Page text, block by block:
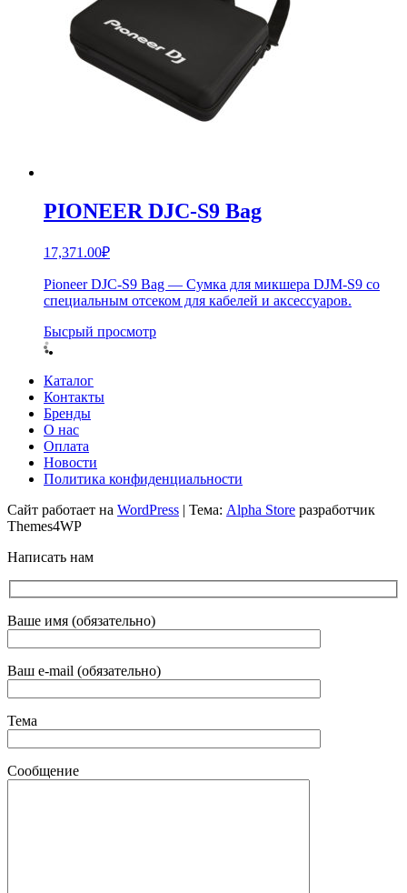
PIONEER DJC-S9 Bag
17,371.00₽
Pioneer DJC-S9 Bag — Сумка для микшера DJM-S9 со
специальным отсеком для кабелей и аксессуаров.
Бысрый просмотр
Каталог
Контакты
Бренды
О нас
Оплата
Новости
Политика конфиденциальности
Сайт работает на WordPress | Тема: Alpha Store разработчик
Themes4WP
Написать нам
Ваше имя (обязательно)
Ваш e-mail (обязательно)
Тема
Сообщение